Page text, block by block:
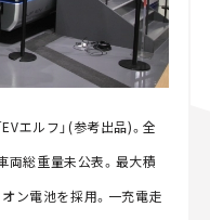
エルフ」(参考出品)。全
総重量未公表。最大積
ン電池を採用。一充電走